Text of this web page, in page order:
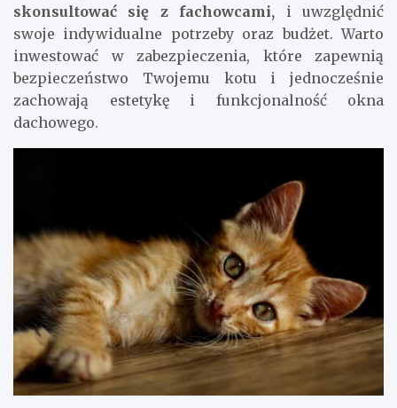
skonsultować się z fachowcami, i uwzględnić
swoje indywidualne potrzeby oraz budżet. Warto
inwestować w zabezpieczenia, które zapewnią
bezpieczeństwo Twojemu kotu i jednocześnie
zachowają estetykę i funkcjonalność okna
dachowego.